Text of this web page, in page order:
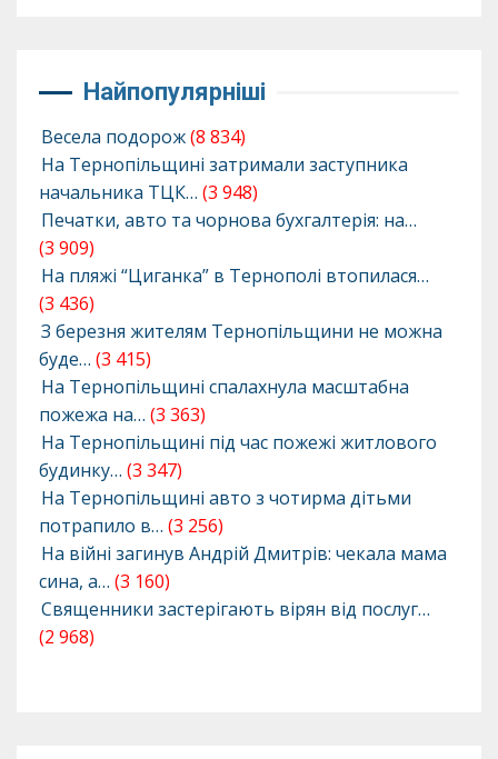
Найпопулярніші
Весела подорож(8 834)
На Тернопільщині затримали заступника
начальника ТЦК… (3 948)
Печатки, авто та чорнова бухгалтерія: на…
(3 909)
На пляжі “Циганка” в Тернополі втопилася…
(3 436)
З березня жителям Тернопільщини не можна
буде… (3 415)
На Тернопільщині спалахнула масштабна
пожежа на… (3 363)
На Тернопільщині під час пожежі житлового
будинку… (3 347)
На Тернопільщині авто з чотирма дітьми
потрапило в… (3 256)
На війні загинув Андрій Дмитрів: чекала мама
сина, а… (3 160)
Священники застерігають вірян від послуг…
(2 968)